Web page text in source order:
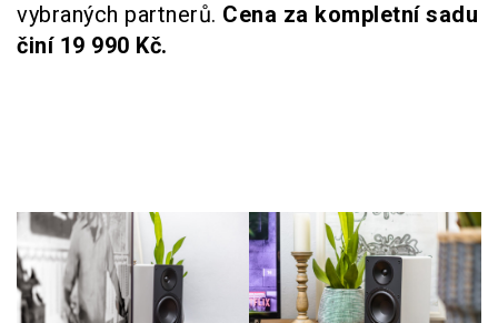
vybraných partnerů. Cena za kompletní sadu
činí 19 990 Kč.